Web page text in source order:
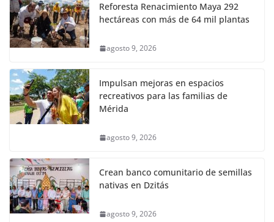
Reforesta Renacimiento Maya 292
hectáreas con más de 64 mil plantas
agosto 9, 2026
Impulsan mejoras en espacios
recreativos para las familias de
Mérida
agosto 9, 2026
Crean banco comunitario de semillas
nativas en Dzitás
agosto 9, 2026